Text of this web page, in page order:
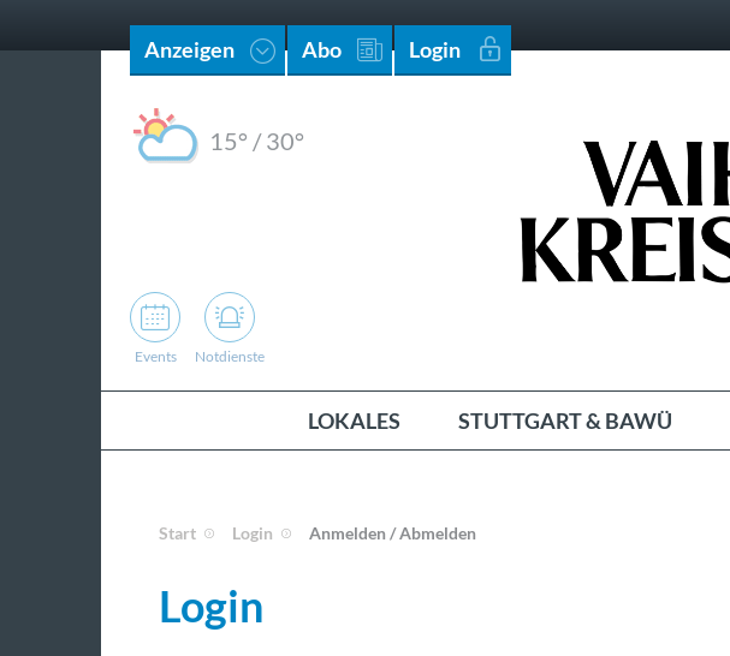
Anzeigen Abo Login
15° /30°
Events Notdienste
LOKALES STUTTGART & BAWÜ
Start Login Anmelden / Abmelden
Login